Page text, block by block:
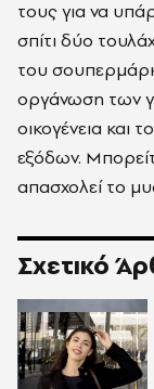
τους για να
σπίτι δύο
του
οργάνωση των
οικογένεια και
εξόδων.
απασχολεί το
Σχετικό